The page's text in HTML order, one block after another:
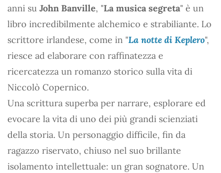
anni su John Banville, "La musica segreta" è un
libro incredibilmente alchemico e strabiliante. Lo
scrittore irlandese, come in "La notte di Keplero",
riesce ad elaborare con raffinatezza e
ricercatezza un romanzo storico sulla vita di
Niccolò Copernico.
Una scrittura superba per narrare, esplorare ed
evocare la vita di uno dei più grandi scienziati
della storia. Un personaggio difficile, fin da
ragazzo riservato, chiuso nel suo brillante
isolamento intellettuale: un gran sognatore. Un